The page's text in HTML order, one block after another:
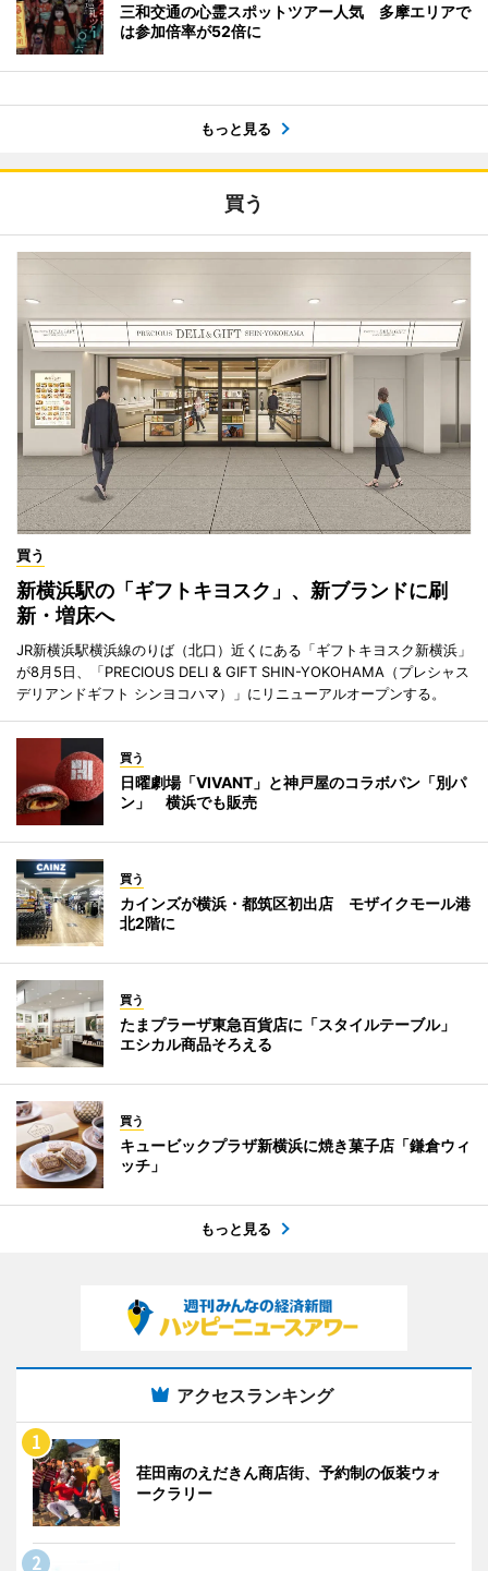
三和交通の心霊スポットツアー人気 多摩エリアで
は参加倍率が52倍に
もっと見る
買う
買う
新横浜駅の「ギフトキヨスク」、新ブランドに刷
新・増床へ
JR新横浜駅横浜線のりば（北口）近くにある「ギフトキヨスク新横浜」
が8月5日、「PRECIOUS DELI & GIFT SHIN-YOKOHAMA（プレシャス
デリアンドギフト シンヨコハマ）」にリニューアルオープンする。
買う
日曜劇場「VIVANT」と神戸屋のコラボパン「別パ
ン」 横浜でも販売
買う
カインズが横浜・都筑区初出店 モザイクモール港
北2階に
買う
たまプラーザ東急百貨店に「スタイルテーブル」
エシカル商品そろえる
買う
キュービックプラザ新横浜に焼き菓子店「鎌倉ウィ
ッチ」
もっと見る
アクセスランキング
荏田南のえだきん商店街、予約制の仮装ウォ
ークラリー